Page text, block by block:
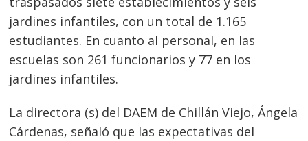
jardines infantiles, con un total de 1.165
estudiantes. En cuanto al personal, en las
escuelas son 261 funcionarios y 77 en los
jardines infantiles.
La directora (s) del DAEM de Chillán Viejo, Ángela
Cárdenas, señaló que las expectativas del